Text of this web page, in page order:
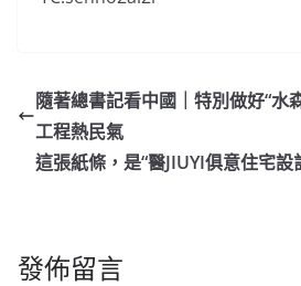
隨著總書記看中國｜特別做好“水
工程熱民氣
這張紙條，是“醫JIUYI俱意住宅
發佈留言